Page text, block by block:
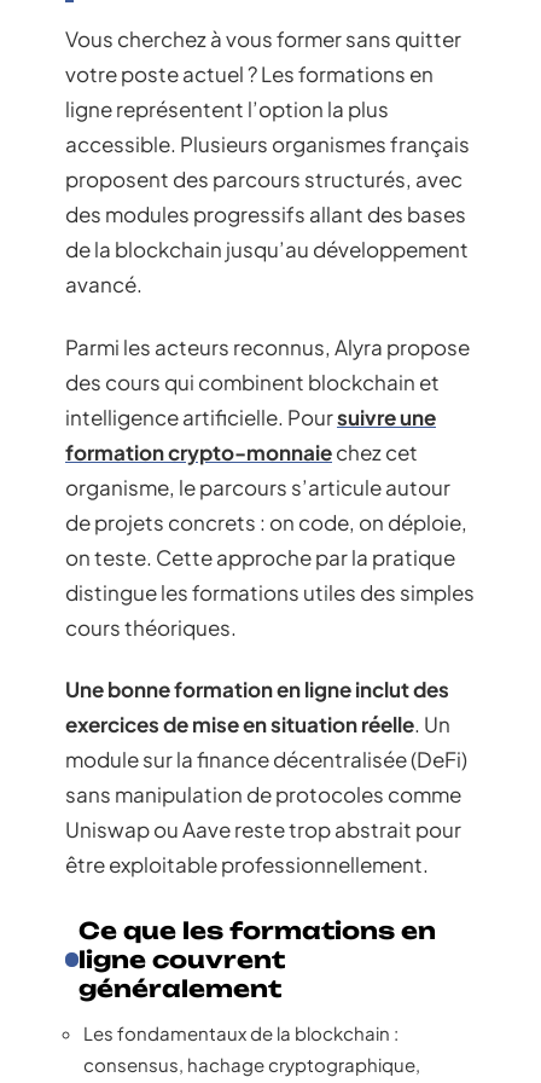
Vous cherchez à vous former sans quitter
votre poste actuel ? Les formations en
ligne représentent l’option la plus
accessible. Plusieurs organismes français
proposent des parcours structurés, avec
des modules progressifs allant des bases
de la blockchain jusqu’au développement
avancé.
Parmi les acteurs reconnus, Alyra propose
des cours qui combinent blockchain et
intelligence artificielle. Poursuivre une
formation crypto-monnaiechez cet
organisme, le parcours s’articule autour
de projets concrets : on code, on déploie,
on teste. Cette approche par la pratique
distingue les formations utiles des simples
cours théoriques.
Une bonne formation en ligne inclut des
exercices de mise en situation réelle. Un
module sur la finance décentralisée (DeFi)
sans manipulation de protocoles comme
Uniswap ou Aave reste trop abstrait pour
être exploitable professionnellement.
Ce que les formations en
ligne couvrent
généralement
Les fondamentaux de la blockchain :
consensus, hachage cryptographique,